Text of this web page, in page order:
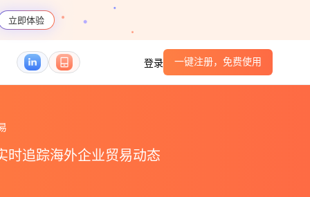
立即体验
登录 一键注册，免费使用
时追踪海外企业贸易动态